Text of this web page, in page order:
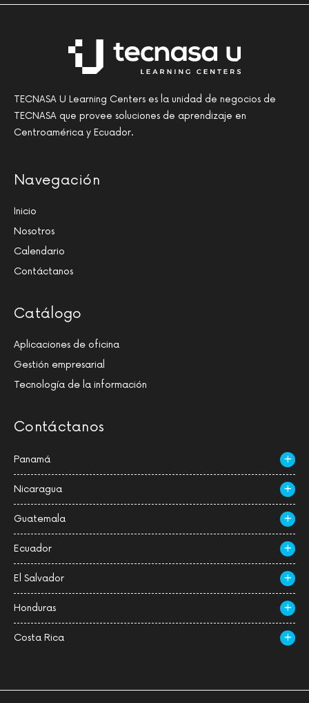
TECNASA U Learning Centers es la unidad de negocios de
TECNASA que provee soluciones de aprendizaje en
Centroamérica y Ecuador.
Navegación
Inicio
Nosotros
Calendario
Contáctanos
Catálogo
Aplicaciones de oficina
Gestión empresarial
Tecnología de la información
Contáctanos
Panamá
Nicaragua
Guatemala
Ecuador
El Salvador
Honduras
Costa Rica